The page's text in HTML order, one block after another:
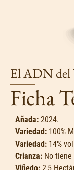
Ficha
Añada: 2024.
Variedad: 100%
Variedad: 14%
Crianza: No
El ADN del